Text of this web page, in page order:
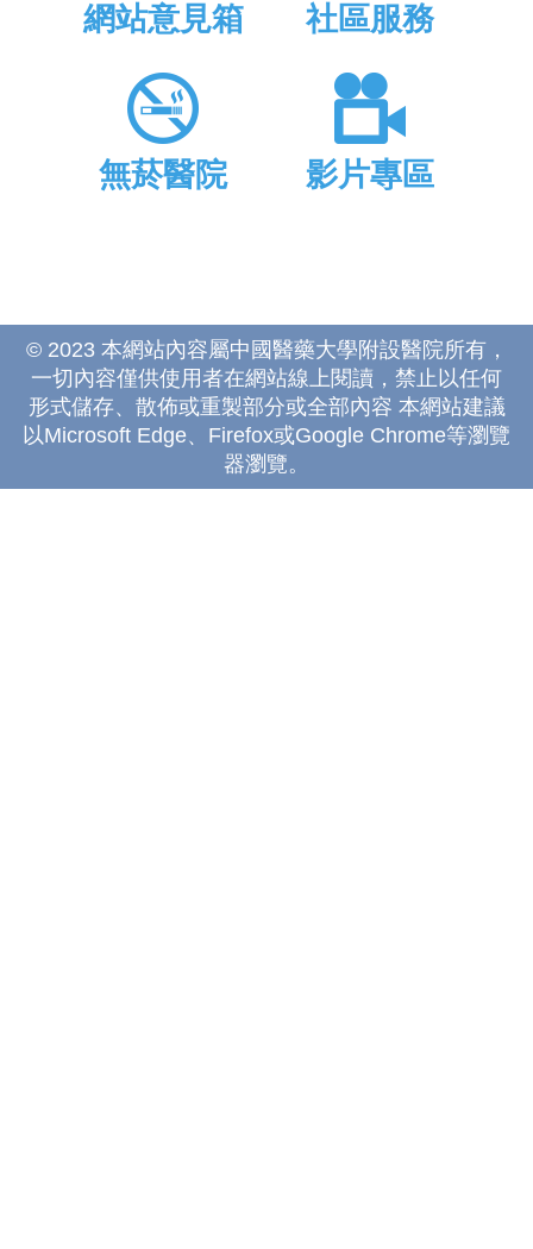
網站意見箱 社區服務
無菸醫院 影片專區
© 2023 本網站內容屬中國醫藥大學附設醫院所有，
一切內容僅供使用者在網站線上閱讀，禁止以任何
形式儲存、散佈或重製部分或全部內容 本網站建議
以Microsoft Edge、Firefox或Google Chrome等瀏覽
器瀏覽。